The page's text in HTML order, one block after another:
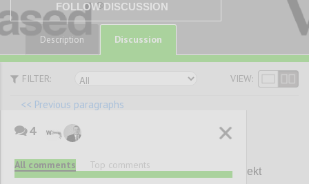
FOLLOW DISCUSSION
Description Discussion
FILTER: VIEW:
<< Previous paragraphs
Basierend auf den in diesem Projekt
4
All comments Top comments